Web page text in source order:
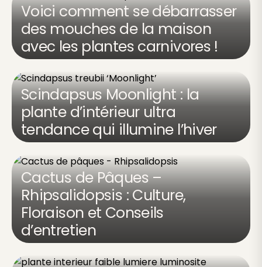
Voici comment se débarrasser
des mouches de la maison
avec les plantes carnivores !
Scindapsus Moonlight : la
plante d’intérieur ultra
tendance qui illumine l’hiver
Cactus de Pâques –
Rhipsalidopsis : Culture,
Floraison et Conseils
d’entretien